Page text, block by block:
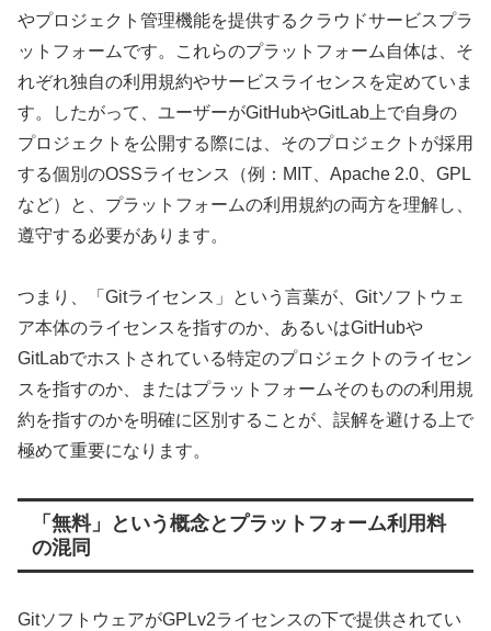
やプロジェクト管理機能を提供するクラウドサービスプラ
ットフォームです。これらのプラットフォーム自体は、そ
れぞれ独自の利用規約やサービスライセンスを定めていま
す。したがって、ユーザーがGitHubやGitLab上で自身の
プロジェクトを公開する際には、そのプロジェクトが採用
する個別のOSSライセンス（例：MIT、Apache 2.0、GPL
など）と、プラットフォームの利用規約の両方を理解し、
遵守する必要があります。
つまり、「Gitライセンス」という言葉が、Gitソフトウェ
ア本体のライセンスを指すのか、あるいはGitHubや
GitLabでホストされている特定のプロジェクトのライセン
スを指すのか、またはプラットフォームそのものの利用規
約を指すのかを明確に区別することが、誤解を避ける上で
極めて重要になります。
「無料」という概念とプラットフォーム利用料
の混同
GitソフトウェアがGPLv2ライセンスの下で提供されてい